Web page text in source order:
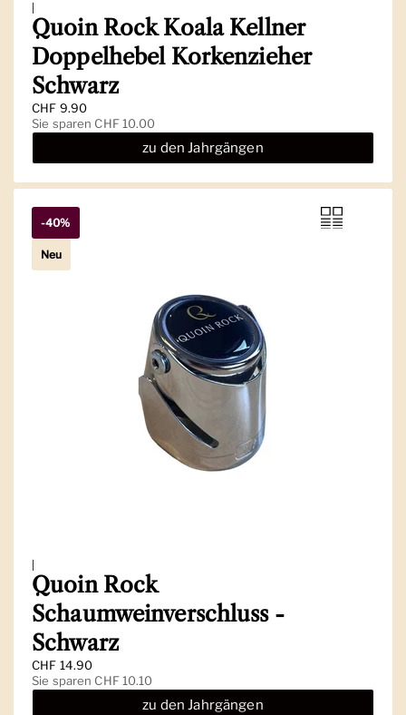
Quoin Rock Koala Kellner
Doppelhebel Korkenzieher
Schwarz
Regulärer Preis
CHF 9.90
Sale-Preis
Sie sparen CHF 10.00
zu den Jahrgängen
Quoin Rock
Schaumweinverschluss -
Schwarz
Regulärer Preis
CHF 14.90
Sale-Preis
Sie sparen CHF 10.10
zu den Jahrgängen
-40%
Neu